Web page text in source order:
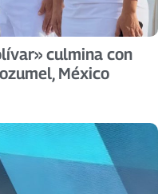
culmina con
México